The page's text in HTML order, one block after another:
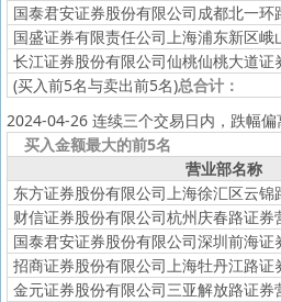
国泰君安证券股份有限公司成都北一环
国盛证券有限责任公司上海浦东新区峨
长江证券股份有限公司仙桃仙桃大道证
(买入前5名与卖出前5名)总合计：
2024-04-26 连续三个交易日内，跌幅
买入金额最大的前5名
营业部名称
东方证券股份有限公司上海徐汇区云锦
财信证券股份有限公司杭州庆春路证券
国泰君安证券股份有限公司深圳前海证
招商证券股份有限公司上海牡丹江路证
金元证券股份有限公司三亚解放路证券